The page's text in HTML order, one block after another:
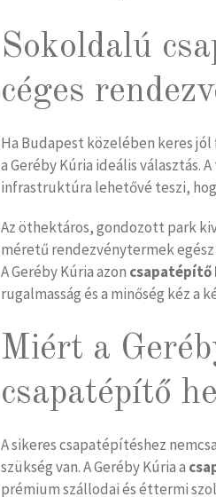
Sokoldalú
céges
Ha Budapest közelében keres
a Geréby Kúria ideális választás.
infrastruktúra lehetővé teszi,
Az öthektáros, gondozott park
méretű rendezvénytermek
A Geréby Kúria azon csapatépítő
rugalmasság és a minőség kéz a
Miért a
csapatépítő
A sikeres csapatépítéshez
szükség van. A Geréby Kúria a
prémium szállodai és éttermi